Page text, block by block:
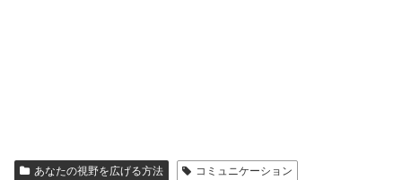
あなたの視野を広げる方法 コミュニケーション